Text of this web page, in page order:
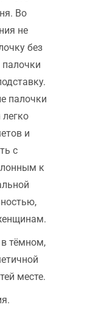
Во
не
без
палочки
и
с
к
тёмном,
месте.